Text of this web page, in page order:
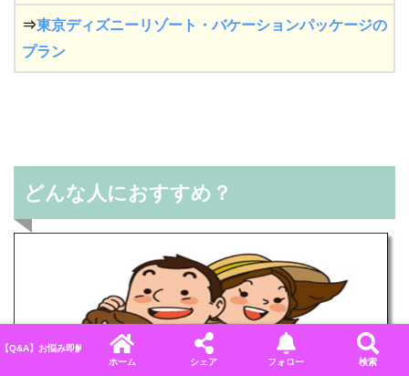
⇒東京ディズニーリゾート・バケーションパッケージの
プラン
どんな人におすすめ？
【Q&A】お悩み即解決！ディズニーに関するよくある質問＆回答まとめ
ホーム
シェア フォロー 検索